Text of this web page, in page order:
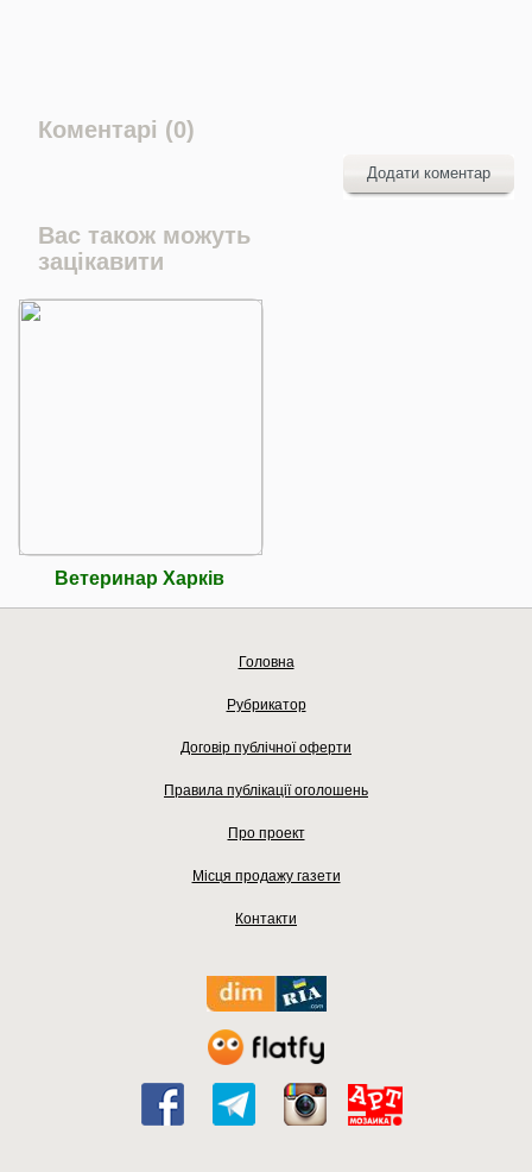
Коментарі (0)
Додати коментар
Вас також можуть
зацікавити
Ветеринар Харків
Головна
Рубрикатор
Договір публічної оферти
Правила публікації оголошень
Про проект
Місця продажу газети
Контакти